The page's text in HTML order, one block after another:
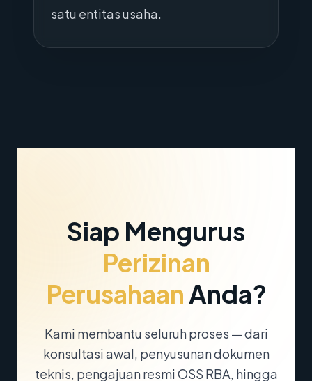
satu entitas usaha.
Siap Mengurus
Perizinan
PerusahaanAnda?
Kami membantu seluruh proses — dari
konsultasi awal, penyusunan dokumen
teknis, pengajuan resmi OSS RBA, hingga